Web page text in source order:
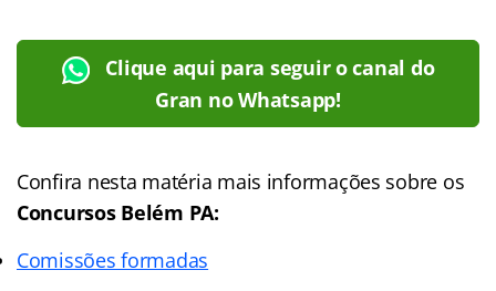
Clique aqui para seguir o canal do
Gran no Whatsapp!
Confira nesta matéria mais informações sobre os
Concursos Belém PA:
Comissões formadas